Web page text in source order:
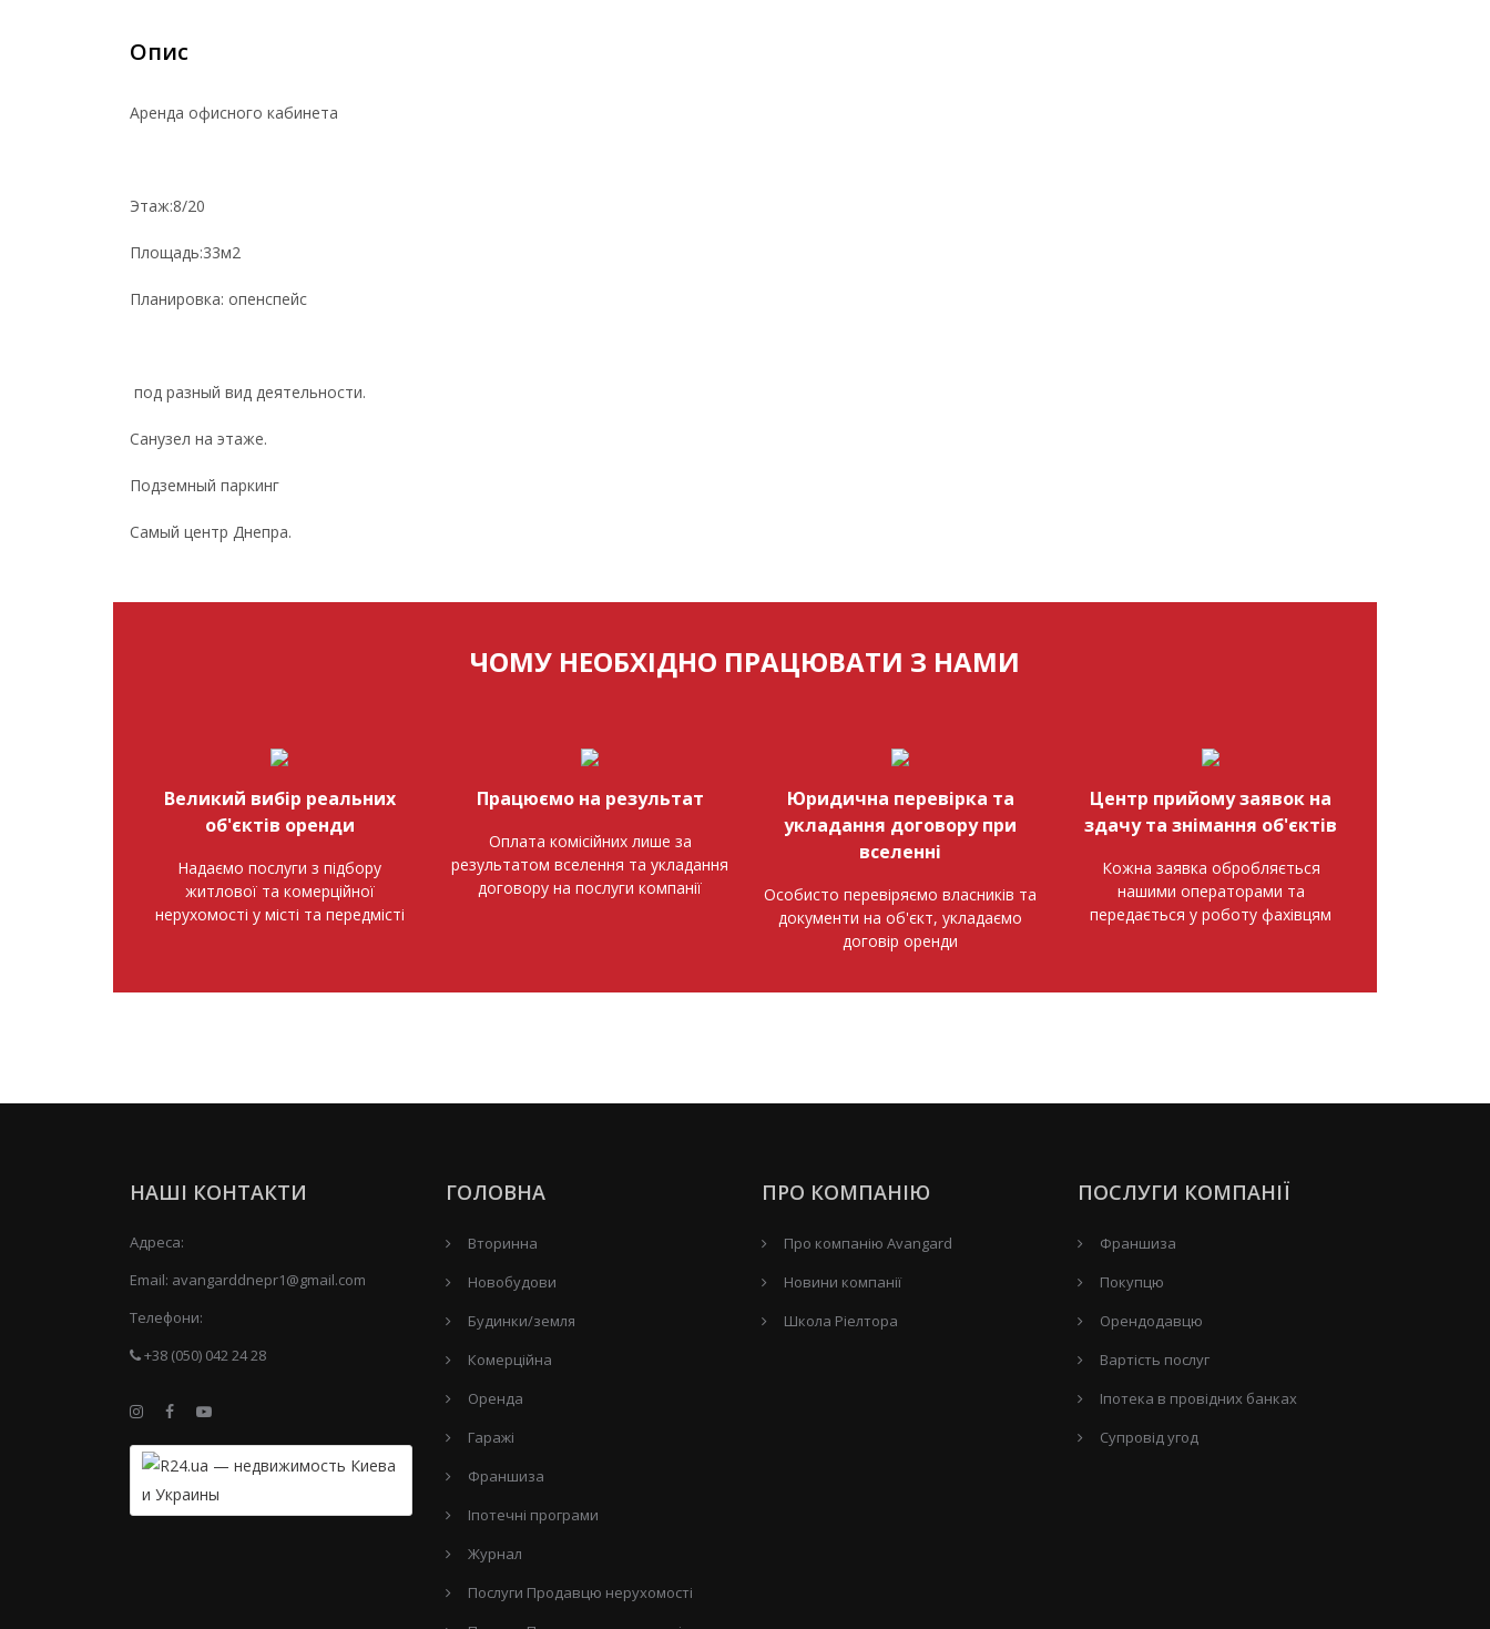
Опис
Аренда офисного кабинета
Этаж:8/20
Площадь:33м2
Планировка: опенспейс
под разный вид деятельности.
Санузел на этаже.
Подземный паркинг
Самый центр Днепра.
ЧОМУ НЕОБХІДНО ПРАЦЮВАТИ З НАМИ
Великий вибір реальних
об'єктів оренди
Надаємо послуги з підбору
житлової та комерційної
нерухомості у місті та передмісті
Працюємо на результат
Оплата комісійних лише за
результатом вселення та укладання
договору на послуги компанії
Юридична перевірка та
укладання договору при
вселенні
Особисто перевіряємо власників та
документи на об'єкт, укладаємо
договір оренди
Центр прийому заявок на
здачу та знімання об'єктів
Кожна заявка обробляється
нашими операторами та
передається у роботу фахівцям
НАШІ КОНТАКТИ
Адреса:
Email: avangarddnepr1@gmail.com
Телефони:
+38 (050) 042 24 28
ГОЛОВНА
Вторинна
Новобудови
Будинки/земля
Комерційна
Оренда
Гаражі
Франшиза
Іпотечні програми
Журнал
Послуги Продавцю нерухомості
ПРО КОМПАНІЮ
Про компанію Avangard
Новини компанії
Школа Ріелтора
ПОСЛУГИ КОМПАНІЇ
Франшиза
Покупцю
Орендодавцю
Вартість послуг
Іпотека в провідних банках
Супровід угод